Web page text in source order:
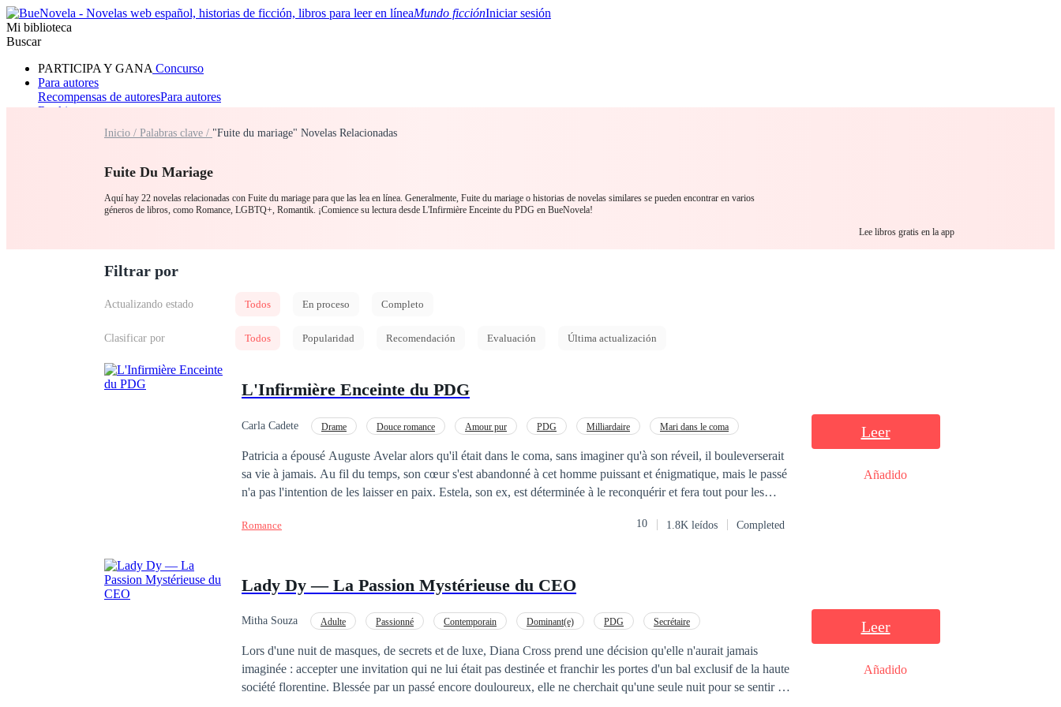
Mundo ficciónIniciar sesión
Mi biblioteca
Buscar
PARTICIPA Y GANA Concurso
Para autores
Recompensas de autoresPara autores
Ranking
RomanceHombre loboMafia
Inicio / Palabras clave / "Fuite du mariage" Novelas Relacionadas
Fuite Du Mariage
Aquí hay 22 novelas relacionadas con Fuite du mariage para que las lea en línea. Generalmente, Fuite du mariage o historias de novelas similares se pueden encontrar en varios
géneros de libros, como Romance, LGBTQ+, Romantik. ¡Comience su lectura desde L'Infirmière Enceinte du PDG en BueNovela!
Lee libros gratis en la app
Filtrar por
Actualizando estado Todos En proceso Completo
Clasificar por Todos Popularidad Recomendación Evaluación Última actualización
L'Infirmière Enceinte du PDG
Carla Cadete Drame Douce romance Amour pur PDG Milliardaire
Mari dans le coma
Patricia a épousé Auguste Avelar alors qu'il était dans le coma, sans imaginer qu'à son réveil, il bouleverserait
sa vie à jamais. Au fil du temps, son cœur s'est abandonné à cet homme puissant et énigmatique, mais le passé
n'a pas l'intention de les laisser en paix. Estela, son ex, est déterminée à le reconquérir et fera tout pour les
depuis le début.
Romance 10 1.8K leídos Completed
Leer
Añadido
Lady Dy — La Passion Mystérieuse du CEO
Mitha Souza Adulte Passionné Contemporain Dominant(e) PDG
Secrétaire
Lors d'une nuit de masques, de secrets et de luxe, Diana Cross prend une décision qu'elle n'aurait jamais
imaginée : accepter une invitation qui ne lui était pas destinée et franchir les portes d'un bal exclusif de la haute
société florentine. Blessée par un passé encore douloureux, elle ne cherchait qu'une seule nuit pour se sentir à
Leer
Añadido